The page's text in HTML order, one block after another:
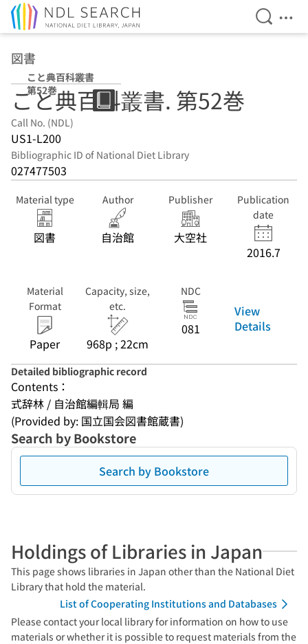
Open
図書
こと典百科叢書
第52巻
こと典百科叢書. 第52巻
Call No. (NDL)
US1-L200
Bibliographic ID of National Diet Library
027477503
Material type
図書
Author
自治館
Publisher
大空社
Publication
date
2016.7
Material
Format
Paper
Capacity, size,
etc.
968p ; 22cm
NDC
081
View
Details
Detailed bibliographic record
Contents：
式辞林 / 自治館編輯局 編
(Provided by: 国立国会図書館蔵書)
Search by Bookstore
Search by Bookstore
Holdings of Libraries in Japan
This page shows libraries in Japan other than the National Diet
Library that hold the material.
List of Cooperating Institutions and Databases
Please contact your local library for information on how to use
materials or whether it is possible to request materials from the